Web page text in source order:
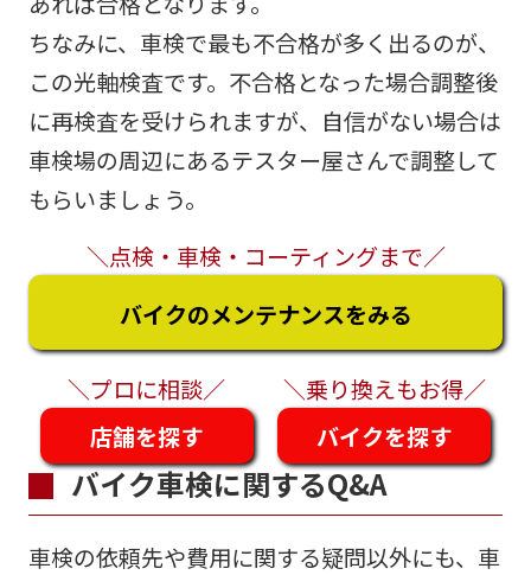
ちなみに、車検で最も不合格が多く出るのが、
この光軸検査です。不合格となった場合調整後
に再検査を受けられますが、自信がない場合は
車検場の周辺にあるテスター屋さんで調整して
もらいましょう。
＼点検・車検・コーティングまで／
バイクのメンテナンスをみる
＼プロに相談／
＼乗り換えもお得／
店舗を探す
バイクを探す
バイク車検に関するQ&A
車検の依頼先や費用に関する疑問以外にも、車